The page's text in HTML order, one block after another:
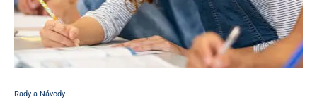
Rady a Návody